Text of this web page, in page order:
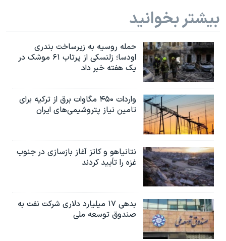
بیشتر بخوانید
حمله روسیه به زیرساخت بندری
اودسا؛ زلنسکی از پرتاب ۶۱ موشک در
یک هفته خبر داد
واردات ۴۵۰ مگاوات برق از ترکیه برای
تامین نیاز پتروشیمی‌های ایران
نتانیاهو و کاتز آغاز بازسازی در جنوب
غزه را تأیید کردند
بدهی ۱۷ میلیارد دلاری شرکت نفت به
صندوق توسعه ملی